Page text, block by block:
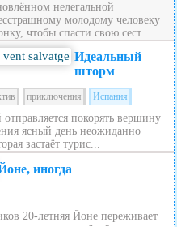
нелегальной
молодому человеку
чтобы спасти свою сест...
Идеальный
шторм
приключения Испания
покорять вершину
ясный день неожиданно
застаёт турис...
иногда
20‑летняя Йоне переживает